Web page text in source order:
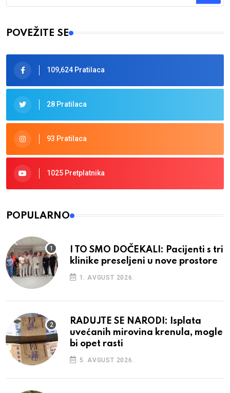
Type 2 or more characters for results.
POVEŽITE SE
109,624 Pratilaca
28 Pratilaca
93 Pratilaca
1025 Pretplatnika
POPULARNO
I TO SMO DOČEKALI: Pacijenti s tri
klinike preseljeni u nove prostore
1. AVGUST 2026.
RADUJTE SE NARODI: Isplata
uvećanih mirovina krenula, mogle
bi opet rasti
5. AVGUST 2026.